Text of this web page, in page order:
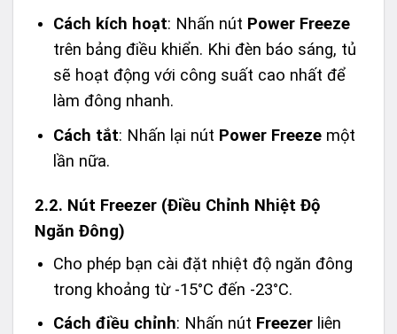
Cách kích hoạt: Nhấn nút Power Freeze
trên bảng điều khiển. Khi đèn báo sáng, tủ
sẽ hoạt động với công suất cao nhất để
làm đông nhanh.
Cách tắt: Nhấn lại nút Power Freezemột
lần nữa.
2.2. Nút Freezer (Điều Chỉnh Nhiệt Độ
Ngăn Đông)
Cho phép bạn cài đặt nhiệt độ ngăn đông
trong khoảng từ -15°C đến -23°C.
Cách điều chỉnh: Nhấn nút Freezerliên